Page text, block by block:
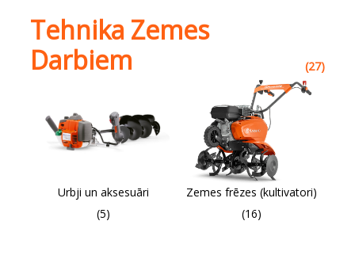
Tehnika Zemes
Darbiem
(27)
Urbji un aksesuāri
(5)
Zemes frēzes (kultivatori)
(16)